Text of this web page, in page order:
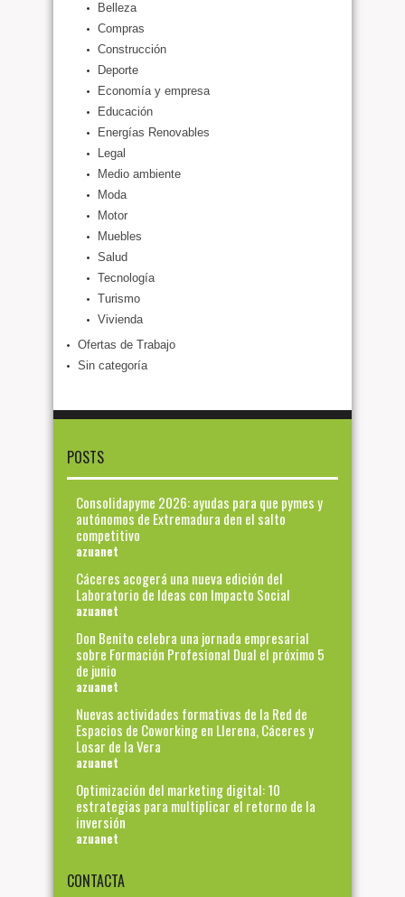
Belleza
Compras
Construcción
Deporte
Economía y empresa
Educación
Energías Renovables
Legal
Medio ambiente
Moda
Motor
Muebles
Salud
Tecnología
Turismo
Vivienda
Ofertas de Trabajo
Sin categoría
POSTS
Consolidapyme 2026: ayudas para que pymes y
autónomos de Extremadura den el salto
competitivo
azuanet
Cáceres acogerá una nueva edición del
Laboratorio de Ideas con Impacto Social
azuanet
Don Benito celebra una jornada empresarial
sobre Formación Profesional Dual el próximo 5
de junio
azuanet
Nuevas actividades formativas de la Red de
Espacios de Coworking en Llerena, Cáceres y
Losar de la Vera
azuanet
Optimización del marketing digital: 10
estrategias para multiplicar el retorno de la
inversión
azuanet
CONTACTA